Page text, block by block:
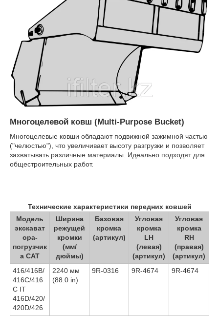
Многоцелевой ковш (Multi-Purpose Bucket)
Многоцелевые ковши обладают подвижной зажимной частью
("челюстью"), что увеличивает высоту разгрузки и позволяет
захватывать различные материалы. Идеально подходят для
общестроительных работ.
Технические характеристики передних ковшей
Модель
экскават
ора-
погрузчик
а CAT
Ширина
режущей
кромки
(мм/
дюймы)
Базовая
кромка
(артикул)
Угловая
кромка
LH
(левая)
(артикул)
Угловая
кромка
RH
(правая)
(артикул)
416/416B/
416C/416
C IT
416D/420/
420D/426
2240 мм
(88.0 in)
9R-0316 9R-4674 9R-4674